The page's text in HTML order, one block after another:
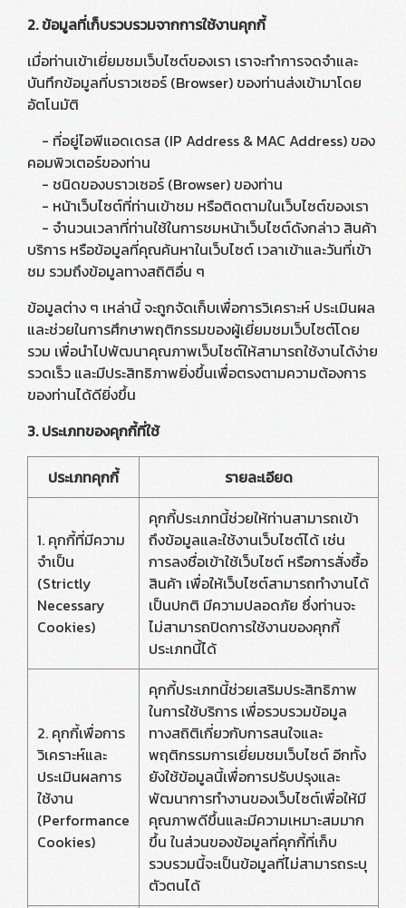
2. ข้อมูลที่เก็บรวบรวมจากการใช้งานคุกกี้
เมื่อท่านเข้าเยี่ยมชมเว็บไซต์ของเรา เราจะทำการจดจำและ
บันทึกข้อมูลที่บราวเซอร์ (Browser) ของท่านส่งเข้ามาโดย
อัตโนมัติ
- ที่อยู่ไอพีแอดเดรส (IP Address & MAC Address) ของ
คอมพิวเตอร์ของท่าน
- ชนิดของบราวเซอร์ (Browser) ของท่าน
- หน้าเว็บไซต์ที่ท่านเข้าชม หรือติดตามในเว็บไซต์ของเรา
- จำนวนเวลาที่ท่านใช้ในการชมหน้าเว็บไซต์ดังกล่าว สินค้า
บริการ หรือข้อมูลที่คุณค้นหาในเว็บไซต์ เวลาเข้าและวันที่เข้า
ชม รวมถึงข้อมูลทางสถิติอื่น ๆ
ข้อมูลต่าง ๆ เหล่านี้ จะถูกจัดเก็บเพื่อการวิเคราะห์ ประเมินผล
และช่วยในการศึกษาพฤติกรรมของผู้เยี่ยมชมเว็บไซต์โดย
รวม เพื่อนำไปพัฒนาคุณภาพเว็บไซต์ให้สามารถใช้งานได้ง่าย
รวดเร็ว และมีประสิทธิภาพยิ่งขึ้นเพื่อตรงตามความต้องการ
ของท่านได้ดียิ่งขึ้น
3. ประเภทของคุกกี้ที่ใช้
ประเภทคุกกี้ รายละเอียด
1. คุกกี้ที่มีความ
จำเป็น
(Strictly
Necessary
Cookies)
คุกกี้ประเภทนี้ช่วยให้ท่านสามารถเข้า
ถึงข้อมูลและใช้งานเว็บไซต์ได้ เช่น
การลงชื่อเข้าใช้เว็บไซต์ หรือการสั่งซื้อ
สินค้า เพื่อให้เว็บไซต์สามารถทำงานได้
เป็นปกติ มีความปลอดภัย ซึ่งท่านจะ
ไม่สามารถปิดการใช้งานของคุกกี้
ประเภทนี้ได้
2. คุกกี้เพื่อการ
วิเคราะห์และ
ประเมินผลการ
ใช้งาน
(Performance
Cookies)
คุกกี้ประเภทนี้ช่วยเสริมประสิทธิภาพ
ในการใช้บริการ เพื่อรวบรวมข้อมูล
ทางสถิติเกี่ยวกับการสนใจและ
พฤติกรรมการเยี่ยมชมเว็บไซต์ อีกทั้ง
ยังใช้ข้อมูลนี้เพื่อการปรับปรุงและ
พัฒนาการทำงานของเว็บไซต์เพื่อให้มี
คุณภาพดีขึ้นและมีความเหมาะสมมาก
ขึ้น ในส่วนของข้อมูลที่คุกกี้ที่เก็บ
รวบรวมนี้จะเป็นข้อมูลที่ไม่สามารถระบุ
ตัวตนได้